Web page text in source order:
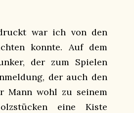
war ich von den
konnte. Auf dem
der zum Spielen
der auch den
Mann wohl zu seinem
eine Kiste